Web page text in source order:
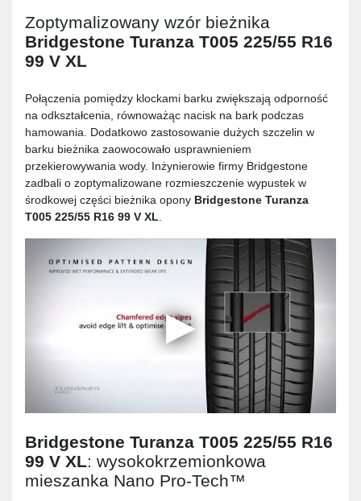
Zoptymalizowany wzór bieżnika
Bridgestone Turanza T005 225/55 R16
99 V XL
Połączenia pomiędzy klockami barku zwiększają odporność
na odkształcenia, równoważąc nacisk na bark podczas
hamowania. Dodatkowo zastosowanie dużych szczelin w
barku bieżnika zaowocowało usprawnieniem
przekierowywania wody. Inżynierowie firmy Bridgestone
zadbali o zoptymalizowane rozmieszczenie wypustek w
środkowej części bieżnika opony Bridgestone Turanza
T005 225/55 R16 99 V XL
Bridgestone Turanza T005 225/55 R16
99 V XL: wysokokrzemionkowa
mieszanka Nano Pro-Tech™